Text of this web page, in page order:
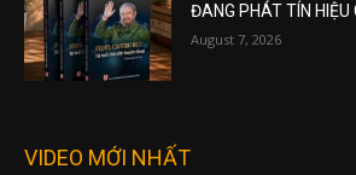
ĐANG PHÁT TÍN HIỆU
August 7, 2026
VIDEO MỚI NHẤT